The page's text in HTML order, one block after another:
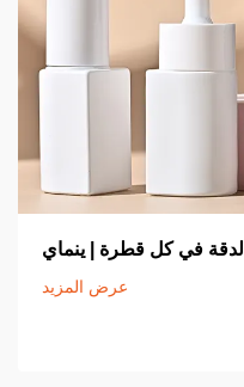
الدقة في كل قطرة | ينماي
عرض المزيد